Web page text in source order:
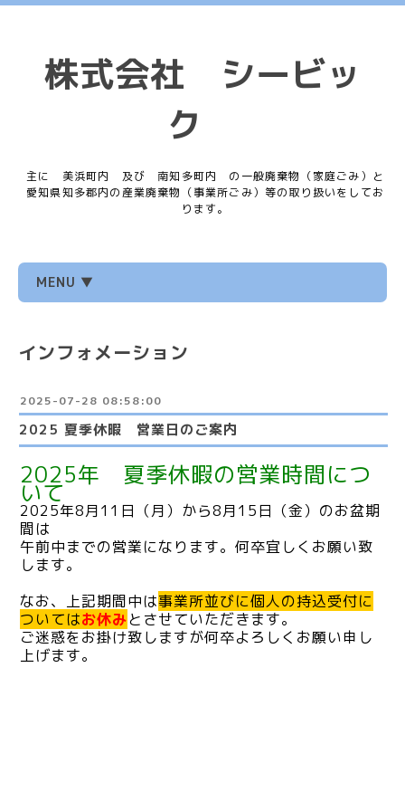
株式会社 シービッ
ク
主に 美浜町内 及び 南知多町内 の一般廃棄物（家庭ごみ）と
愛知県知多郡内の産業廃棄物（事業所ごみ）等の取り扱いをしてお
ります。
MENU ▼
インフォメーション
2025-07-28 08:58:00
2025 夏季休暇 営業日のご案内
2025年 夏季休暇の営業時間につ
いて
2025年8月11日（月）から8月15日（金）のお盆期
間は
午前中までの営業になります。 何卒宜しくお願い致
します。
なお、上記期間中は事業所並びに個人の持込受付に
ついてはお休みとさせていただきます。
ご迷惑をお掛け致しますが何卒よろしくお願い申し
上げます。